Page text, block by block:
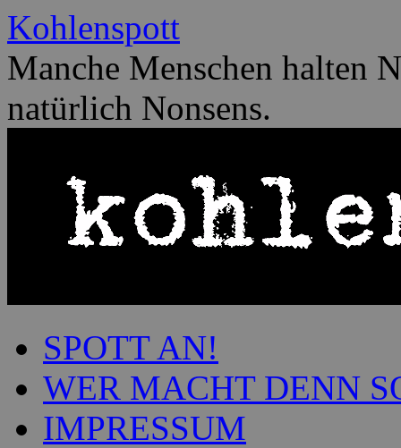
Zum
Inhalt
springen
Kohlenspott
Manche Menschen halten
natürlich Nonsens.
SPOTT AN!
WER MACHT DENN
IMPRESSUM